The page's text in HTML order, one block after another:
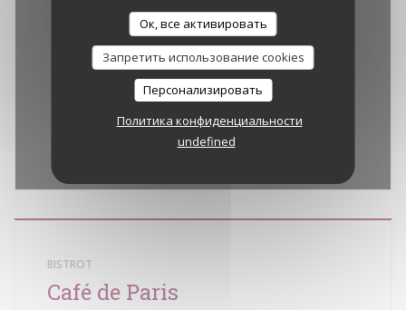
Ок, все активировать
Запретить использование cookies
Персонализировать
Политика конфиденциальности
undefined
BISTROT
Café de Paris